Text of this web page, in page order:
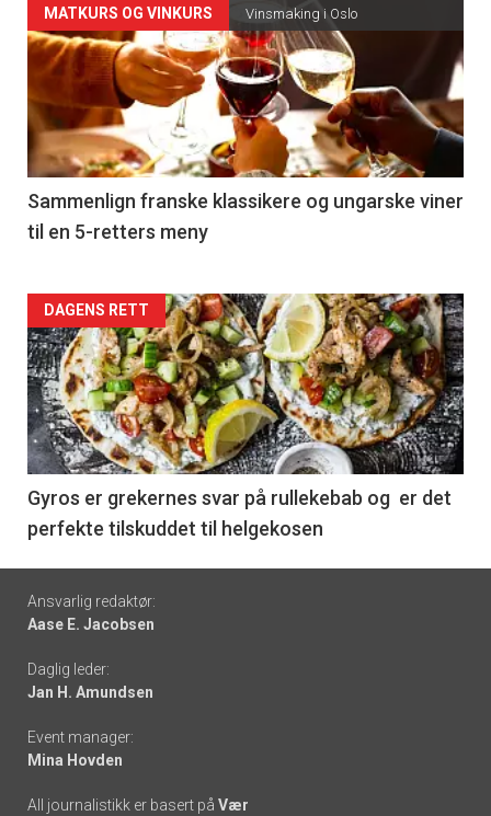
Forsiden
akkurat
nå
-
5
MATKURS OG VINKURS Vinsmaking i Oslo
Sammenlign franske klassikere og ungarske viner
til en 5-retters meny
Forsiden
akkurat
nå
-
6
DAGENS RETT
Gyros er grekernes svar på rullekebab og er det
perfekte tilskuddet til helgekosen
Footer
-
links
Ansvarlig redaktør:
Aase E. Jacobsen
Daglig leder:
Jan H. Amundsen
Event manager:
Mina Hovden
All journalistikk er basert på Vær